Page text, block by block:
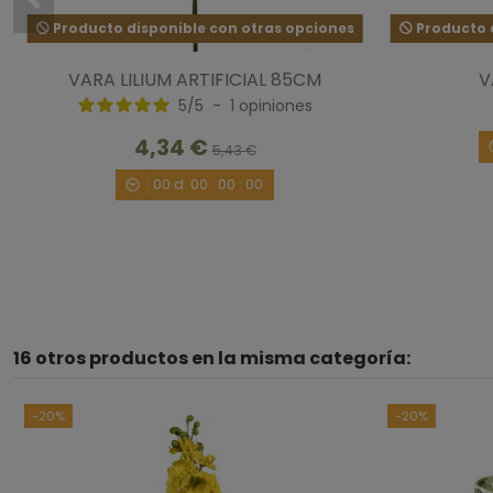
Producto disponible con otras opciones
VARA LILIUM ARTIFICIAL 85CM
5/5 - 1 opiniones
4,34 €5,43 €
00 d. 00 : 00 : 00
Producto
16 otros productos en la misma categoría:
-20% -20%